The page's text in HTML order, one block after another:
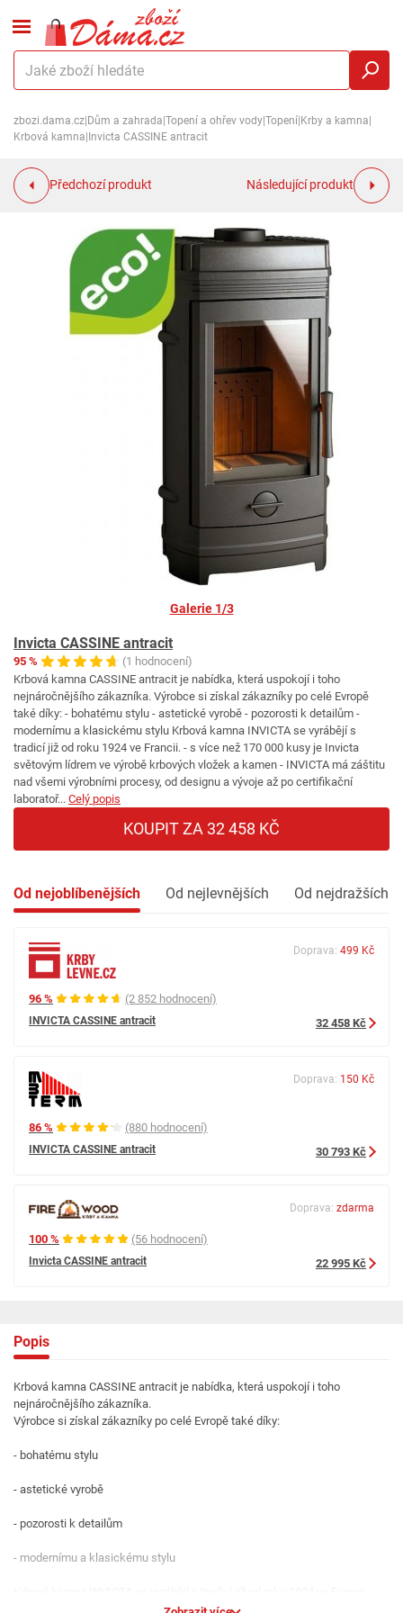
zbozi.dama.cz Dům a zahrada Topení a ohřev vody Topení Krby a kamna
Krbová kamna Invicta CASSINE antracit
Předchozí produkt Následující produkt
Galerie 1/3
Invicta CASSINE antracit
95 %
(1 hodnocení)
Krbová kamna CASSINE antracit je nabídka, která uspokojí i toho
nejnáročnějšího zákazníka. Výrobce si získal zákazníky po celé Evropě
také díky: - bohatému stylu - astetické vyrobě - pozorosti k detailům -
modernímu a klasickému stylu Krbová kamna INVICTA se vyrábějí s
tradicí již od roku 1924 ve Francii. - s více než 170 000 kusy je Invicta
světovým lídrem ve výrobě krbových vložek a kamen - INVICTA má záštitu
nad všemi výrobními procesy, od designu a vývoje až po certifikační
laboratoř... Celý popis
KOUPIT ZA 32 458 KČ
Od nejoblíbenějších Od nejlevnějších Od nejdražších
96 % (2 852 hodnocení)
INVICTA CASSINE antracit
Doprava: 499 Kč
32 458 Kč
86 % (880 hodnocení)
INVICTA CASSINE antracit
Doprava: 150 Kč
30 793 Kč
100 % (56 hodnocení)
Invicta CASSINE antracit
Doprava: zdarma
22 995 Kč
Popis
Krbová kamna CASSINE antracit je nabídka, která uspokojí i toho
nejnáročnějšího zákazníka.
Výrobce si získal zákazníky po celé Evropě také díky:
- bohatému stylu
- astetické vyrobě
- pozorosti k detailům
- modernímu a klasickému stylu